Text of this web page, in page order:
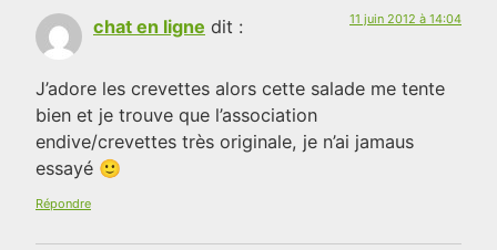
chat en ligne dit : 11 juin 2012 à 14:04
J’adore les crevettes alors cette salade me tente
bien et je trouve que l’association
endive/crevettes très originale, je n’ai jamaus
essayé 🙂
Répondre